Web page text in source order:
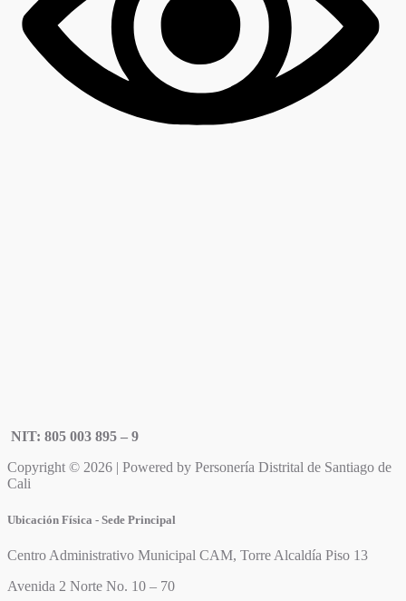
NIT: 805 003 895 – 9
Copyright © 2026 | Powered by Personería Distrital de Santiago de
Cali
Ubicación Física - Sede Principal
Centro Administrativo Municipal CAM, Torre Alcaldía Piso 13
Avenida 2 Norte No. 10 – 70